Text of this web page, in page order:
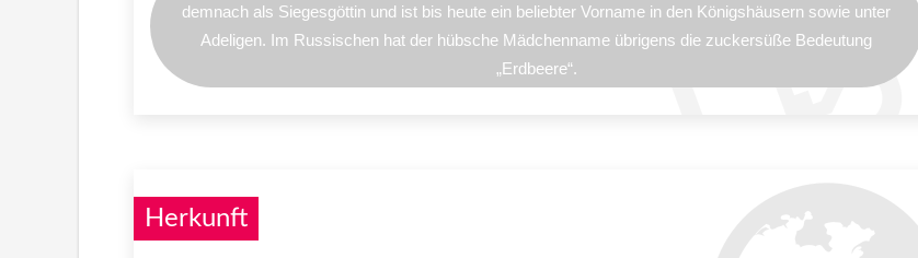
demnach als Siegesgöttin und ist bis heute ein beliebter Vorname in den Königshäusern sowie unter
Adeligen. Im Russischen hat der hübsche Mädchenname übrigens die zuckersüße Bedeutung
„Erdbeere“.
Herkunft